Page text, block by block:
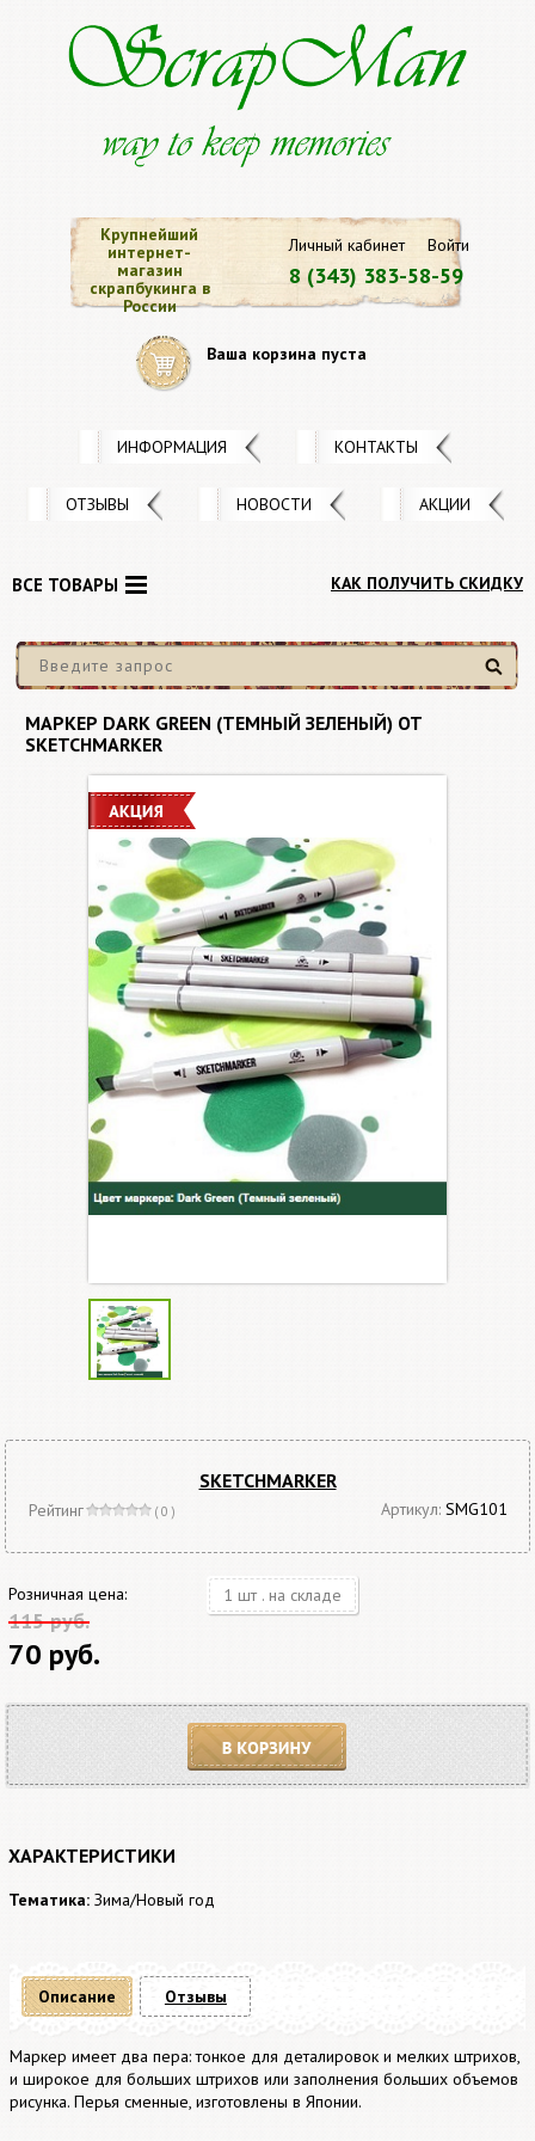
Личный кабинет Войти
8 (343) 383-58-59
Крупнейший
интернет-
магазин
скрапбукинга в
России
Ваша корзина пуста
ИНФОРМАЦИЯ КОНТАКТЫ
ОТЗЫВЫ НОВОСТИ АКЦИИ
КАК ПОЛУЧИТЬ СКИДКУ
Найти
ВСЕ ТОВАРЫ
МАРКЕР DARK GREEN (ТЕМНЫЙ ЗЕЛЕНЫЙ) ОТ
SKETCHMARKER
SKETCHMARKER
Рейтинг ( 0 ) Артикул: SMG101
Розничная цена:
115 руб.
70 руб.
1 шт . на складе
В корзину
ХАРАКТЕРИСТИКИ
Тематика: Зима/Новый год
Описание
Маркер имеет два пера: тонкое для деталировок и мелких штрихов,
и широкое для больших штрихов или заполнения больших объемов
рисунка. Перья сменные, изготовлены в Японии.
Отзывы